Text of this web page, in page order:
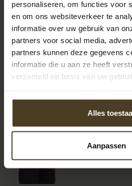
personaliseren, om functies voor
en om ons websiteverkeer te
informatie over uw gebruik van
partners voor social media,
partners kunnen deze gegevens
informatie die u aan ze heeft
verzameld op basis van uw
Alles
Aanpassen